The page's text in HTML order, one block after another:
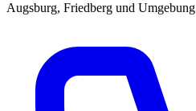
Augsburg, Friedberg und Umgebung